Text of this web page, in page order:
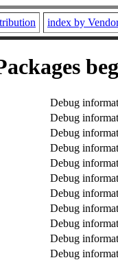
index by
Debug
Debug
Debug
Debug
Debug
Debug
Debug
Debug
Debug
Debug
Debug